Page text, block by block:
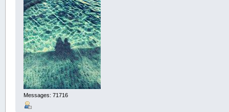
Messages: 71716